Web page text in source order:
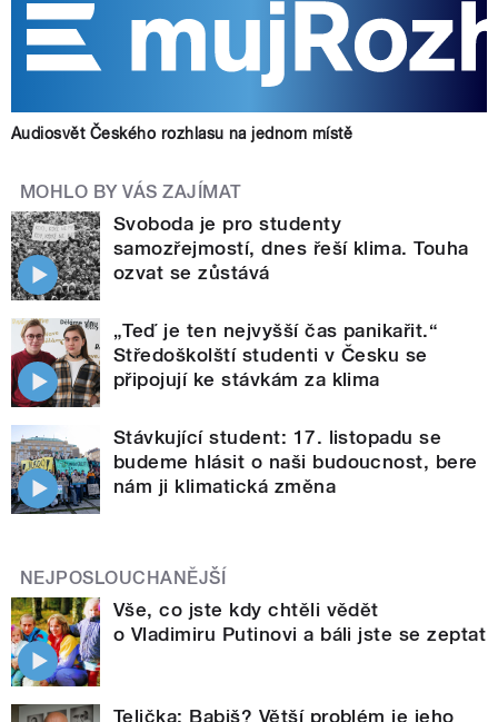
Audiosvět Českého rozhlasu na jednom místě
MOHLO BY VÁS ZAJÍMAT
Svoboda je pro studenty
samozřejmostí, dnes řeší klima. Touha
ozvat se zůstává
„Teď je ten nejvyšší čas panikařit.“
Středoškolští studenti v Česku se
připojují ke stávkám za klima
Stávkující student: 17. listopadu se
budeme hlásit o naši budoucnost, bere
nám ji klimatická změna
NEJPOSLOUCHANĚJŠÍ
Vše, co jste kdy chtěli vědět
o Vladimiru Putinovi a báli jste se zeptat
Telička: Babiš? Větší problém je jeho